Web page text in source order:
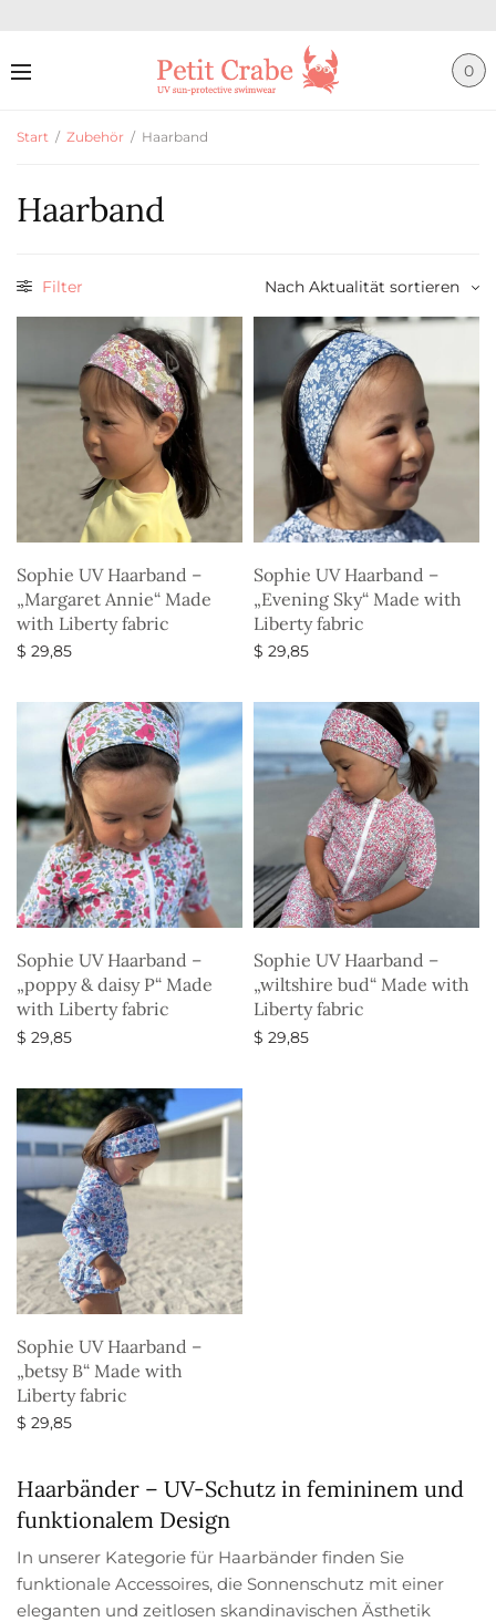
0
Start / Zubehör / Haarband
Haarband
Filter
Sophie UV Haarband –
„Margaret Annie“ Made
with Liberty fabric
$ 29,85
Sophie UV Haarband –
„Evening Sky“ Made with
Liberty fabric
$ 29,85
Sophie UV Haarband –
„poppy & daisy P“ Made
with Liberty fabric
$ 29,85
Sophie UV Haarband –
„wiltshire bud“ Made with
Liberty fabric
$ 29,85
Sophie UV Haarband –
„betsy B“ Made with
Liberty fabric
$ 29,85
Haarbänder – UV-Schutz in femininem und
funktionalem Design
In unserer Kategorie für Haarbänder finden Sie
funktionale Accessoires, die Sonnenschutz mit einer
eleganten und zeitlosen skandinavischen Ästhetik